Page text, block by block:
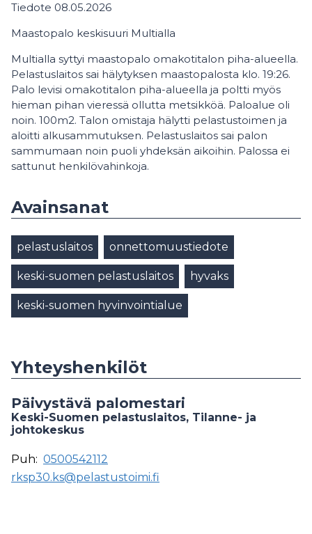
Tiedote 08.05.2026
Maastopalo keskisuuri Multialla
Multialla syttyi maastopalo omakotitalon piha-alueella.
Pelastuslaitos sai hälytyksen maastopalosta klo. 19:26.
Palo levisi omakotitalon piha-alueella ja poltti myös
hieman pihan vieressä ollutta metsikköä. Paloalue oli
noin. 100m2. Talon omistaja hälytti pelastustoimen ja
aloitti alkusammutuksen. Pelastuslaitos sai palon
sammumaan noin puoli yhdeksän aikoihin. Palossa ei
sattunut henkilövahinkoja.
Avainsanat
pelastuslaitos onnettomuustiedote
keski-suomen pelastuslaitos hyvaks
keski-suomen hyvinvointialue
Yhteyshenkilöt
Päivystävä palomestari
Keski-Suomen pelastuslaitos, Tilanne- ja
johtokeskus
Puh: 0500542112
rksp30.ks@pelastustoimi.fi